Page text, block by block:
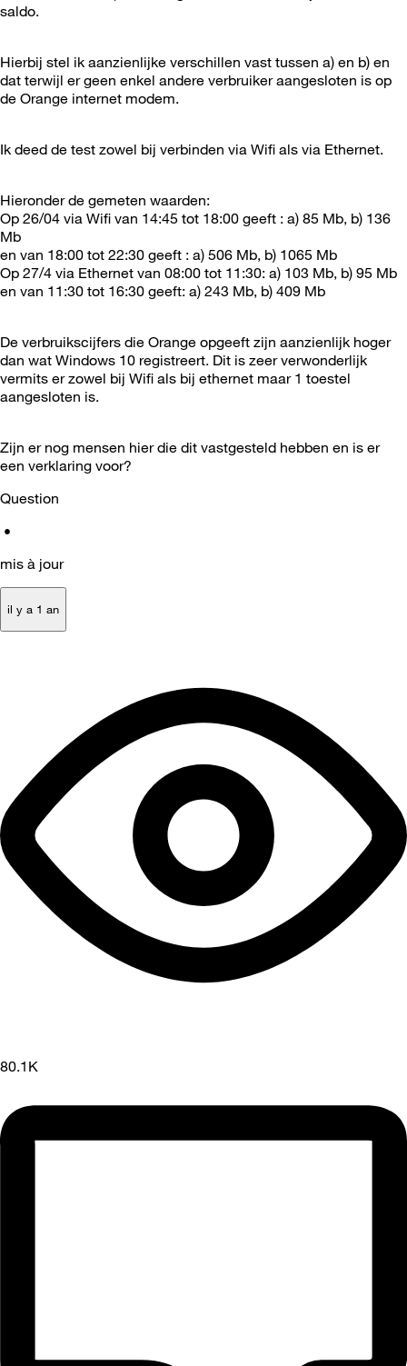
saldo.
Hierbij stel ik aanzienlijke verschillen vast tussen a) en b) en
dat terwijl er geen enkel andere verbruiker aangesloten is op
de Orange internet modem.
Ik deed de test zowel bij verbinden via Wifi als via Ethernet.
Hieronder de gemeten waarden:
Op 26/04 via Wifi van 14:45 tot 18:00 geeft : a) 85 Mb, b) 136
Mb
en van 18:00 tot 22:30 geeft : a) 506 Mb, b) 1065 Mb
Op 27/4 via Ethernet van 08:00 tot 11:30: a) 103 Mb, b) 95 Mb
en van 11:30 tot 16:30 geeft: a) 243 Mb, b) 409 Mb
De verbruikscijfers die Orange opgeeft zijn aanzienlijk hoger
dan wat Windows 10 registreert. Dit is zeer verwonderlijk
vermits er zowel bij Wifi als bij ethernet maar 1 toestel
aangesloten is.
Zijn er nog mensen hier die dit vastgesteld hebben en is er
een verklaring voor?
Question
•
mis à jour
il y a 1 an
80.1K